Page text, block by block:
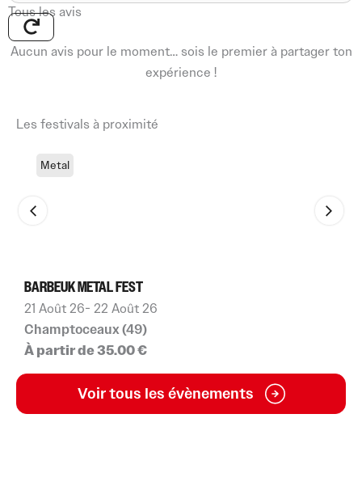
Tous les avis
Aucun avis pour le moment… sois le premier à partager ton
expérience !
Les festivals à proximité
Metal
BARBEUK METAL FEST
21 Août 26- 22 Août 26
Champtoceaux (49)
À partir de 35.00 €
Voir tous les évènements